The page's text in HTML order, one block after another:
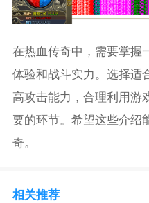
在热血传奇中，需要掌握
体验和战斗实力。选择适
高攻击能力，合理利用游
要的环节。希望这些介绍
奇。
相关推荐